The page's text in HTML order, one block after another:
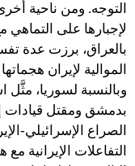
التوجه. ومن ناحية
لإجبارها على
بالعراق، برزت عدة
الموالية لإيران
وبالنسبة لسوريا، مثَّل
بدمشق ومقتل قيادات
الصراع الإسرائيلي-
التفاعلات الإيرانية